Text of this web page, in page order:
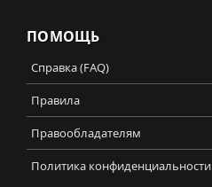
ПОМОЩЬ
Справка (FAQ)
Правила
Правообладателям
Политика конфиденциальности